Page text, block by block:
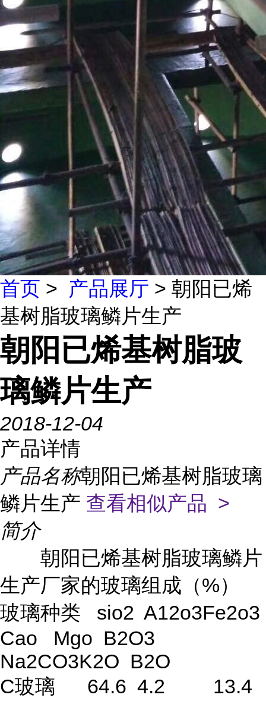
首页 > 产品展厅 > 朝阳已烯
基树脂玻璃鳞片生产
朝阳已烯基树脂玻
璃鳞片生产
2018-12-04
产品详情
产品名称朝阳已烯基树脂玻璃
鳞片生产 查看相似产品 >
简介
朝阳已烯基树脂玻璃鳞片
生产厂家的玻璃组成（%）
玻璃种类 sio2 A12o3Fe2o3
Cao Mgo B2O3
Na2CO3K2O B2O
C玻璃 64.6 4.2 13.4